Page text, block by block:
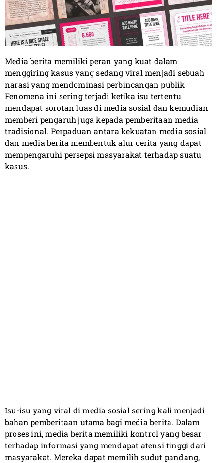
Media berita memiliki peran yang kuat dalam
menggiring kasus yang sedang viral menjadi sebuah
narasi yang mendominasi perbincangan publik.
Fenomena ini sering terjadi ketika isu tertentu
mendapat sorotan luas di media sosial dan kemudian
memberi pengaruh juga kepada pemberitaan media
tradisional. Perpaduan antara kekuatan media sosial
dan media berita membentuk alur cerita yang dapat
mempengaruhi persepsi masyarakat terhadap suatu
kasus.
Isu-isu yang viral di media sosial sering kali menjadi
bahan pemberitaan utama bagi media berita. Dalam
proses ini, media berita memiliki kontrol yang besar
terhadap informasi yang mendapat atensi tinggi dari
masyarakat. Mereka dapat memilih sudut pandang,